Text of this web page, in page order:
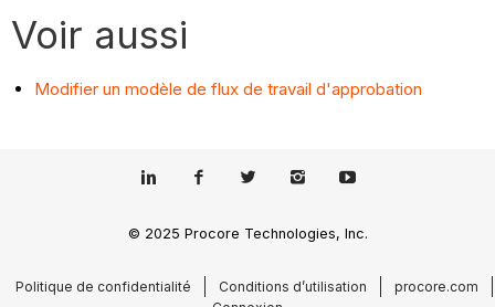
Voir aussi
Modifier un modèle de flux de travail d'approbation
© 2025 Procore Technologies, Inc.
Politique de confidentialité Conditions d’utilisation
procore.com